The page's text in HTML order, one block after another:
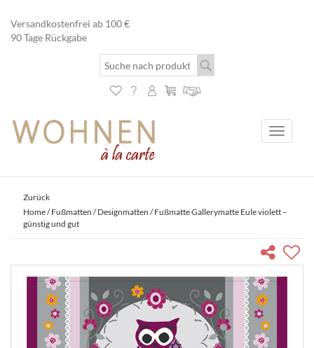
Versandkostenfrei ab 100 €
90 Tage Rückgabe
Toggle
Zurück
Home/Fußmatten /Designmatten / Fußmatte Gallerymatte Eule violett –
günstig und gut